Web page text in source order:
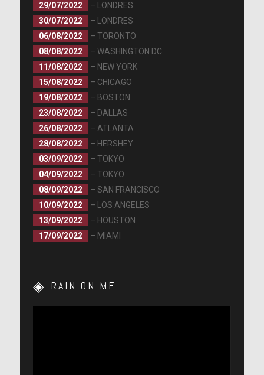
29/07/2022
– LONDRES
30/07/2022
– LONDRES
06/08/2022
– TORONTO
08/08/2022
– WASHINGTON DC
11/08/2022
– NEW YORK
15/08/2022
– CHICAGO
19/08/2022
– BOSTON
23/08/2022
– DALLAS
26/08/2022
– ATLANTA
28/08/2022
– HERSHEY
03/09/2022
– TOKYO
04/09/2022
– TOKYO
08/09/2022
– SAN FRANCISCO
10/09/2022
– LOS ANGELES
13/09/2022
– HOUSTON
17/09/2022
– MIAMI
RAIN ON ME